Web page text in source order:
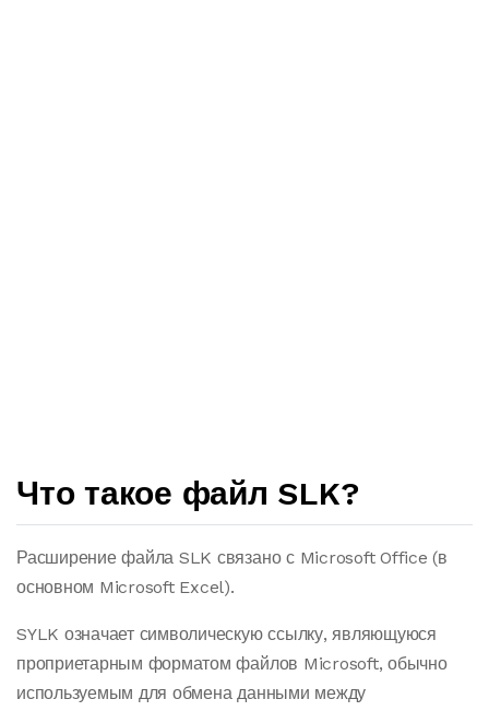
Что такое файл SLK?
Расширение файла SLK связано с Microsoft Office (в
основном Microsoft Excel).
SYLK означает символическую ссылку, являющуюся
проприетарным форматом файлов Microsoft, обычно
используемым для обмена данными между